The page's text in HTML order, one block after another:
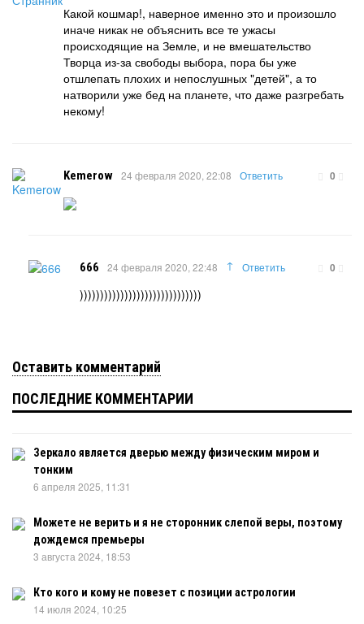
Какой кошмар!, наверное именно это и произошло
иначе никак не объяснить все те ужасы
происходящие на Земле, и не вмешательство
Творца из-за свободы выбора, пора бы уже
отшлепать плохих и непослушных "детей", а то
натворили уже бед на планете, что даже разгребать
некому!
Kemerow 24 февраля 2020, 22:08 0
Ответить
666 24 февраля 2020, 22:48 ↑ 0
Ответить
))))))))))))))))))))))))))))))
Оставить комментарий
ПОСЛЕДНИЕ КОММЕНТАРИИ
Зеркало является дверью между физическим миром и
тонким
6 апреля 2025, 11:31
Можете не верить и я не сторонник слепой веры, поэтому
дождемся премьеры
3 августа 2024, 18:53
Кто кого и кому не повезет с позиции астрологии
14 июля 2024, 10:25